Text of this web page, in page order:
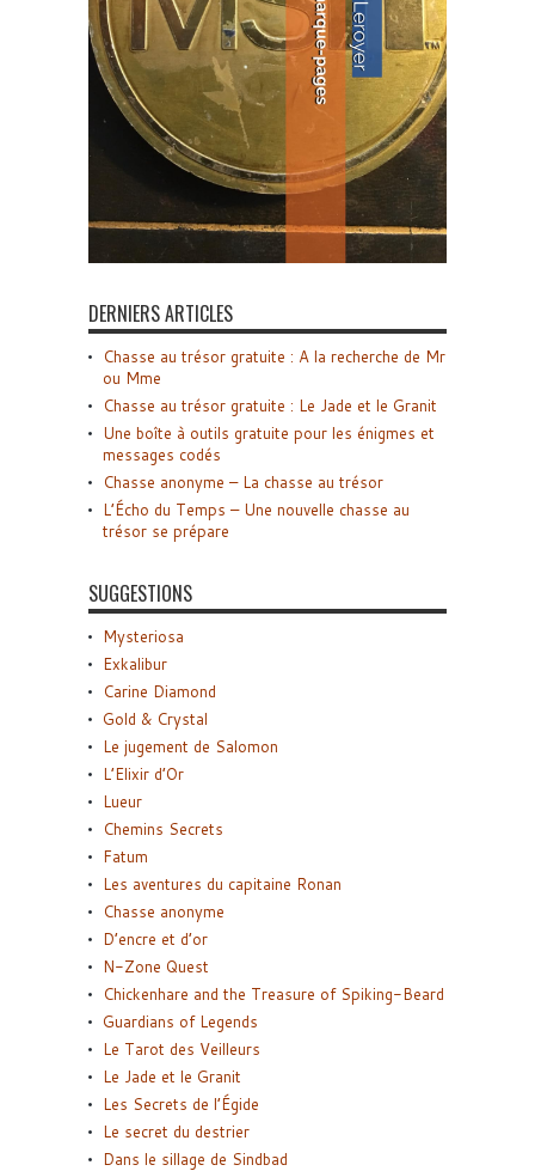
DERNIERS ARTICLES
Chasse au trésor gratuite : A la recherche de Mr
ou Mme
Chasse au trésor gratuite : Le Jade et le Granit
Une boîte à outils gratuite pour les énigmes et
messages codés
Chasse anonyme – La chasse au trésor
L’Écho du Temps – Une nouvelle chasse au
trésor se prépare
SUGGESTIONS
Mysteriosa
Exkalibur
Carine Diamond
Gold & Crystal
Le jugement de Salomon
L’Elixir d’Or
Lueur
Chemins Secrets
Fatum
Les aventures du capitaine Ronan
Chasse anonyme
D’encre et d’or
N-Zone Quest
Chickenhare and the Treasure of Spiking-Beard
Guardians of Legends
Le Tarot des Veilleurs
Le Jade et le Granit
Les Secrets de l’Égide
Le secret du destrier
Dans le sillage de Sindbad